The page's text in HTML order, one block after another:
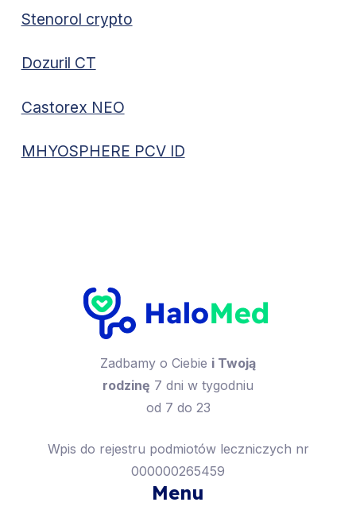
Stenorol crypto
Dozuril CT
Castorex NEO
MHYOSPHERE PCV ID
Zadbamy o Ciebie i Twoją
rodzinę 7 dni w tygodniu
od 7 do 23
Wpis do rejestru podmiotów leczniczych nr
000000265459
Menu